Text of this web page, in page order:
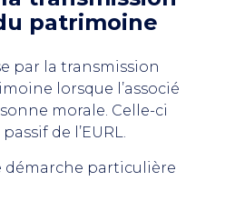
patrimoine
par la transmission
lorsque l’associé
morale. Celle-ci
de l’EURL.
démarche particulière